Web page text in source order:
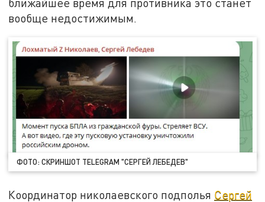
вообще недостижимым.
ФОТО: СКРИНШОТ TELEGRAM "СЕРГЕЙ ЛЕБЕДЕВ"
Координатор николаевского подполья Сергей